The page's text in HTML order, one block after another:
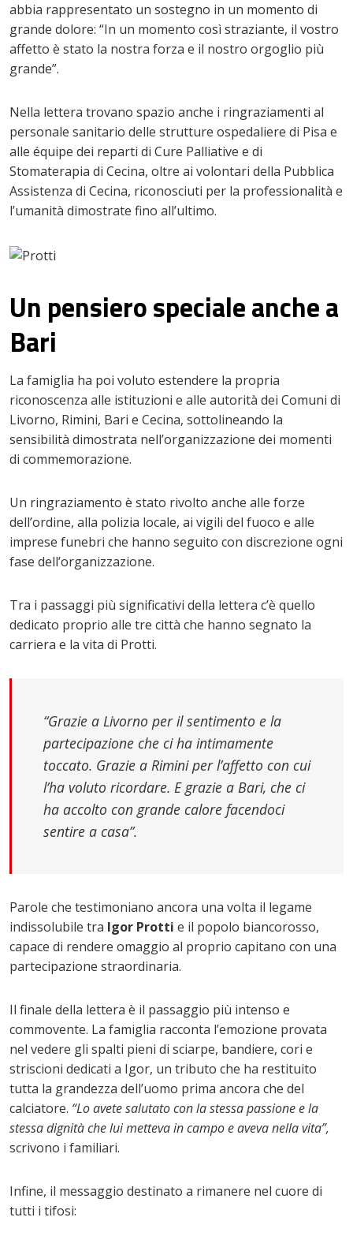
abbia rappresentato un sostegno in un momento di
grande dolore: “In un momento così straziante, il vostro
affetto è stato la nostra forza e il nostro orgoglio più
grande”.
Nella lettera trovano spazio anche i ringraziamenti al
personale sanitario delle strutture ospedaliere di Pisa e
alle équipe dei reparti di Cure Palliative e di
Stomaterapia di Cecina, oltre ai volontari della Pubblica
Assistenza di Cecina, riconosciuti per la professionalità e
l’umanità dimostrate fino all’ultimo.
Un pensiero speciale anche a
Bari
La famiglia ha poi voluto estendere la propria
riconoscenza alle istituzioni e alle autorità dei Comuni di
Livorno, Rimini, Bari e Cecina, sottolineando la
sensibilità dimostrata nell’organizzazione dei momenti
di commemorazione.
Un ringraziamento è stato rivolto anche alle forze
dell’ordine, alla polizia locale, ai vigili del fuoco e alle
imprese funebri che hanno seguito con discrezione ogni
fase dell’organizzazione.
Tra i passaggi più significativi della lettera c’è quello
dedicato proprio alle tre città che hanno segnato la
carriera e la vita di Protti.
“Grazie a Livorno per il sentimento e la
partecipazione che ci ha intimamente
toccato. Grazie a Rimini per l’affetto con cui
l’ha voluto ricordare. E grazie a Bari, che ci
ha accolto con grande calore facendoci
sentire a casa”.
Parole che testimoniano ancora una volta il legame
indissolubile tra Igor Protti e il popolo biancorosso,
capace di rendere omaggio al proprio capitano con una
partecipazione straordinaria.
Il finale della lettera è il passaggio più intenso e
commovente. La famiglia racconta l’emozione provata
nel vedere gli spalti pieni di sciarpe, bandiere, cori e
striscioni dedicati a Igor, un tributo che ha restituito
tutta la grandezza dell’uomo prima ancora che del
calciatore. “Lo avete salutato con la stessa passione e la
stessa dignità che lui metteva in campo e aveva nella vita”,
scrivono i familiari.
Infine, il messaggio destinato a rimanere nel cuore di
tutti i tifosi: